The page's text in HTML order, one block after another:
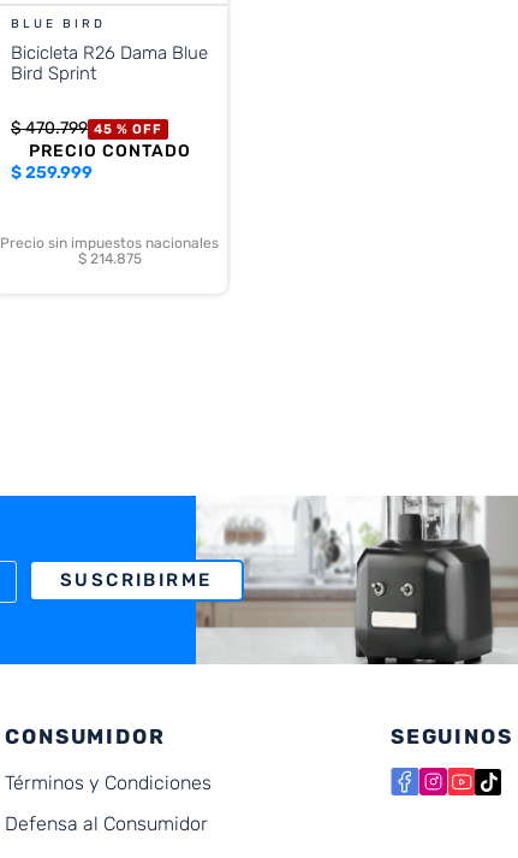
BLUE BIRD
Bicicleta R26 Dama Blue
Bird Sprint
$470.799 45 % OFF
PRECIO CONTADO
$259.999
Precio sin impuestos nacionales
$ 214.875
SUSCRIBIRME
CONSUMIDOR
Términos y Condiciones
Defensa al Consumidor
SEGUINOS